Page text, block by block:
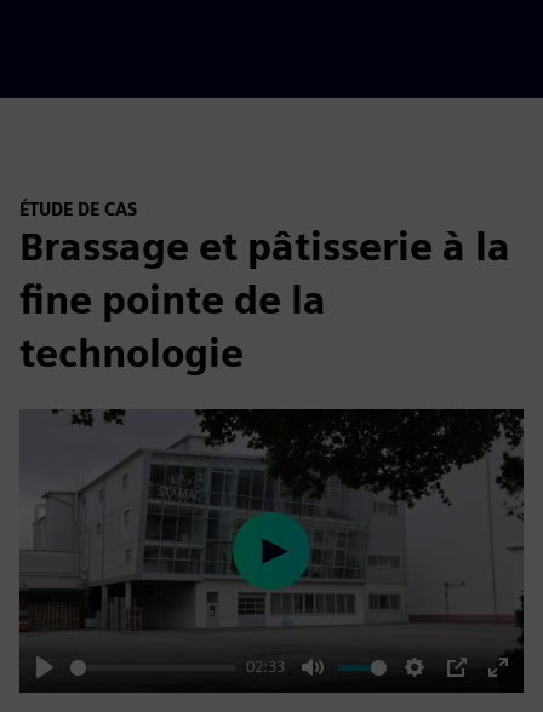
ÉTUDE DE CAS
Brassage et pâtisserie à la
fine pointe de la
technologie
Play
02:33
Mute Settings
PIP
Enter
Play